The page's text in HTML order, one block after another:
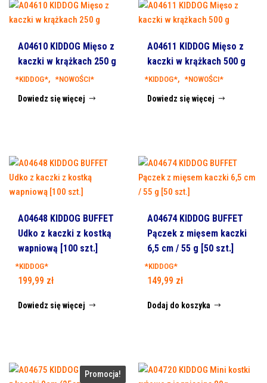
A04610 KIDDOG Mięso z
kaczki w krążkach 250 g
*KIDDOG*, *NOWOŚCI*
Dowiedz się więcej
A04611 KIDDOG Mięso z
kaczki w krążkach 500 g
*KIDDOG*, *NOWOŚCI*
Dowiedz się więcej
A04648 KIDDOG BUFFET
Udko z kaczki z kostką
wapniową [100 szt.]
*KIDDOG*
199,99 zł
Dowiedz się więcej
A04674 KIDDOG BUFFET
Pączek z mięsem kaczki
6,5 cm / 55 g [50 szt.]
*KIDDOG*
149,99 zł
Dodaj do koszyka
Promocja!